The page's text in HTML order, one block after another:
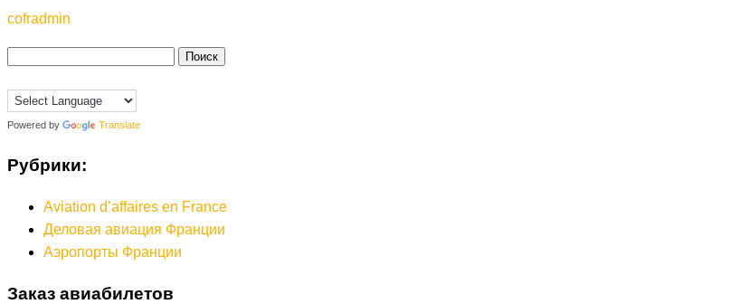
cofradmin
Powered by Translate
Рубрики:
Aviation d’affaires en France
Деловая авиация Франции
Аэропорты Франции
Заказ авиабилетов